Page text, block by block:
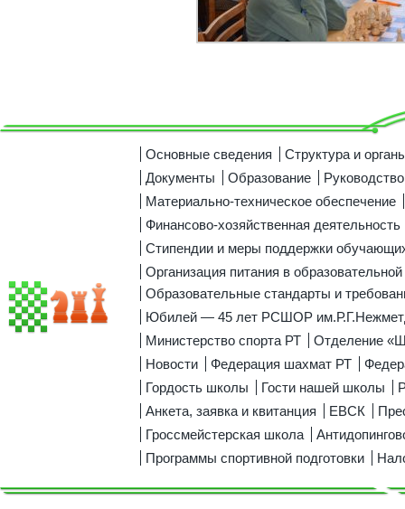
Основные сведения
Структура и
Документы
Образование
Руководство
Материально-техническое обеспечение
Финансово-хозяйственная деятельность
Стипендии и меры поддержки
Организация питания в образовательной
Образовательные стандарты и
Юбилей — 45 лет РСШОР
Министерство спорта РТ
Отделение
Новости
Федерация шахмат РТ
Гордость школы
Гости нашей школы
Анкета, заявка и квитанция
ЕВСК
Гроссмейстерская школа
Программы спортивной подготовки